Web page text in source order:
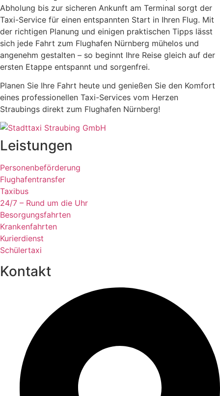
Abholung bis zur sicheren Ankunft am Terminal sorgt der
Taxi-Service für einen entspannten Start in Ihren Flug. Mit
der richtigen Planung und einigen praktischen Tipps lässt
sich jede Fahrt zum Flughafen Nürnberg mühelos und
angenehm gestalten – so beginnt Ihre Reise gleich auf der
ersten Etappe entspannt und sorgenfrei.
Planen Sie Ihre Fahrt heute und genießen Sie den Komfort
eines professionellen Taxi-Services vom Herzen
Straubings direkt zum Flughafen Nürnberg!
Leistungen
Personenbeförderung
Flughafentransfer
Taxibus
24/7 – Rund um die Uhr
Besorgungsfahrten
Krankenfahrten
Kurierdienst
Schülertaxi
Kontakt